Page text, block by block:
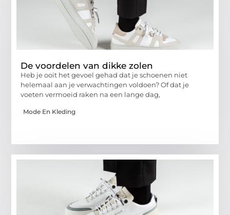
De voordelen van dikke zolen
Heb je ooit het gevoel gehad dat je schoenen niet
helemaal aan je verwachtingen voldoen? Of dat je
voeten vermoeid raken na een lange dag,
Mode En Kleding